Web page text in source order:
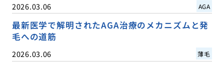
2026.03.06 AGA
最新医学で解明されたAGA治療のメカニズムと発
毛への道筋
2026.03.06 薄毛